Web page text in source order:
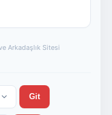
Arkadaşlık Sitesi